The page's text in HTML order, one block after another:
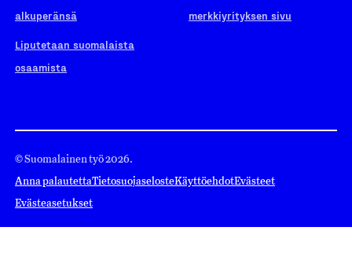
alkuperänsä
Liputetaan suomalaista
osaamista
merkkiyrityksen sivu
© Suomalainen työ 2026.
Anna palautettaTietosuojaselosteKäyttöehdotEvästeet
Evästeasetukset